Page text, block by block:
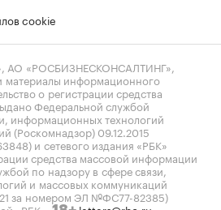
cookie
«РОСБИЗНЕСКОНСАЛТИНГ»,
материалы информационного
о регистрации средства
Федеральной службой
информационных технологий
(Роскомнадзор) 09.12.2015
и сетевого издания «РБК»
средства массовой информации
по надзору в сфере связи,
и массовых коммуникаций
за номером ЭЛ №ФС77-82385)